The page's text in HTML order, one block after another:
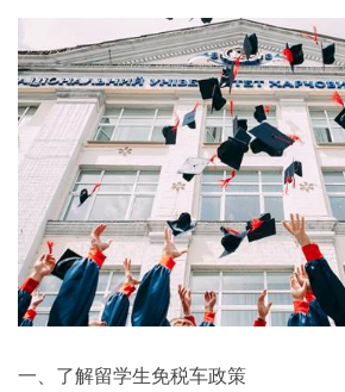
一、了解留学生免税车政策